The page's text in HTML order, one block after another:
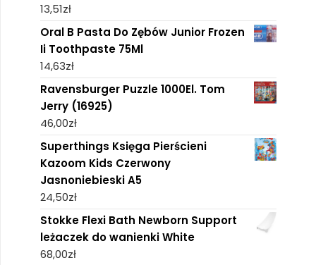
13,51zł
Oral B Pasta Do Zębów Junior Frozen
Ii Toothpaste 75Ml
14,63zł
Ravensburger Puzzle 1000El. Tom
Jerry (16925)
46,00zł
Superthings Księga Pierścieni
Kazoom Kids Czerwony
Jasnoniebieski A5
24,50zł
Stokke Flexi Bath Newborn Support
leżaczek do wanienki White
68,00zł